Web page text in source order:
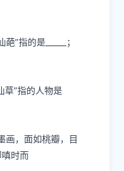
”指的是_____；
草”指的⼈物是
， ⾯如桃瓣，
⽬
时⽽